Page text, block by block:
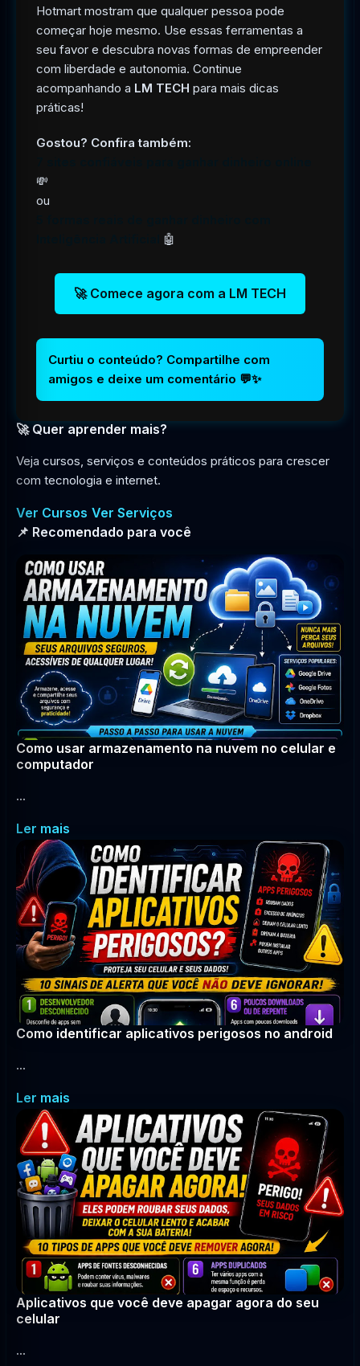
Hotmart mostram que qualquer pessoa pode
começar hoje mesmo. Use essas ferramentas a
seu favor e descubra novas formas de empreender
com liberdade e autonomia. Continue
acompanhando a LM TECH para mais dicas
práticas!
Gostou? Confira também:
💸
ou
🤖
🚀 Comece agora com a LM TECH
Curtiu o conteúdo? Compartilhe com
amigos e deixe um comentário 💬✨
🚀 Quer aprender mais?
Veja cursos, serviços e conteúdos práticos para crescer
com tecnologia e internet.
Ver Cursos Ver Serviços
📌 Recomendado para você
Como usar armazenamento na nuvem no celular e
computador
...
Ler mais
Como identificar aplicativos perigosos no android
...
Ler mais
Aplicativos que você deve apagar agora do seu
celular
...